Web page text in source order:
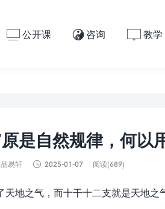
公开课  咨询 教学
是自然规律，何以
品易轩  2025-01-07 阅读(689)
地之气，而十干十二支就是天地